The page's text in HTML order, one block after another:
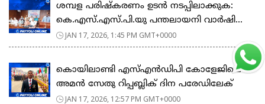
ശമ്പള പരിഷ്കരണം ഉടൻ നടപ്പിലാക്കുക:
കെ.എസ്.എസ്.പി.യു പന്തലായനി വാർഷി...
JAN 17, 2026, 1:45 PM GMT+0000
കൊയിലാണ്ടി എസ്എൻഡിപി കോളേജിലെ
അമൻ സേതു റിപ്പബ്ലിക് ദിന പരേഡിലേക്
JAN 17, 2026, 12:57 PM GMT+0000